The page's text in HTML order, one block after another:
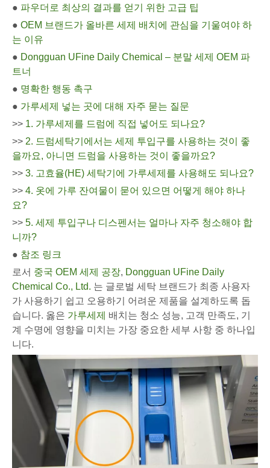
● 파우더로 최상의 결과를 얻기 위한 고급 팁
● OEM 브랜드가 올바른 세제 배치에 관심을 기울여야 하
는 이유
● Dongguan UFine Daily Chemical – 분말 세제 OEM 파
트너
● 명확한 행동 촉구
● 가루세제 넣는 곳에 대해 자주 묻는 질문
>> 1. 가루세제를 드럼에 직접 넣어도 되나요?
>> 2. 드럼세탁기에서는 세제 투입구를 사용하는 것이 좋
을까요, 아니면 드럼을 사용하는 것이 좋을까요?
>> 3. 고효율(HE) 세탁기에 가루세제를 사용해도 되나요?
>> 4. 옷에 가루 잔여물이 묻어 있으면 어떻게 해야 하나
요?
>> 5. 세제 투입구나 디스펜서는 얼마나 자주 청소해야 합
니까?
● 참조 링크
로서 중국 OEM 세제 공장, Dongguan UFine Daily
Chemical Co., Ltd. 는 글로벌 세탁 브랜드가 최종 사용자
가 사용하기 쉽고 오용하기 어려운 제품을 설계하도록 돕
습니다. 옳은 가루세제 배치는 청소 성능, 고객 만족도, 기
계 수명에 영향을 미치는 가장 중요한 세부 사항 중 하나입
니다.